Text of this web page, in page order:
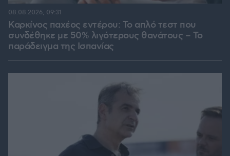
Καρκίνος παχέος εντέρου: Το απλό τεστ που
συνδέθηκε με 50% λιγότερους θανάτους – Το
παράδειγμα της Ισπανίας
08.08.2026, 09:31